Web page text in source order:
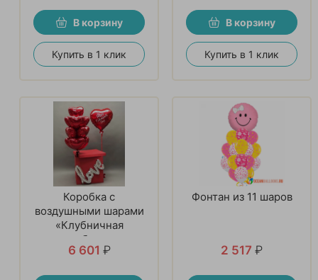
В корзину
Купить в 1 клик
В корзину
Купить в 1 клик
Коробка с
воздушными шарами
«Клубничная
любовь»
6 601 ₽
Фонтан из 11 шаров
2 517 ₽